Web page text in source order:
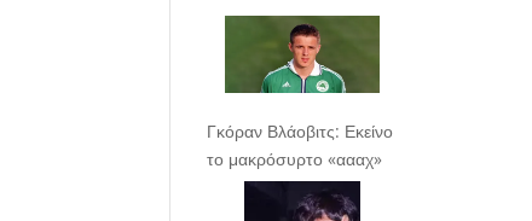
Γκόραν Βλάοβιτς: Εκείνο
το μακρόσυρτο «αααχ»